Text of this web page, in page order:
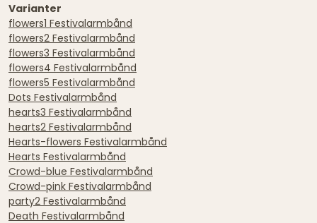
Varianter
flowers1 Festivalarmbånd
flowers2 Festivalarmbånd
flowers3 Festivalarmbånd
flowers4 Festivalarmbånd
flowers5 Festivalarmbånd
Dots Festivalarmbånd
hearts3 Festivalarmbånd
hearts2 Festivalarmbånd
Hearts-flowers Festivalarmbånd
Hearts Festivalarmbånd
Crowd-blue Festivalarmbånd
Crowd-pink Festivalarmbånd
party2 Festivalarmbånd
Death Festivalarmbånd